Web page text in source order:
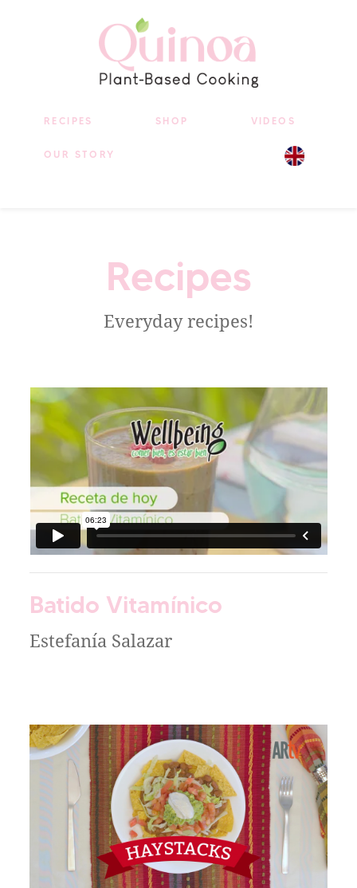
RECIPES SHOP VIDEOS
OUR STORY
Recipes
Everyday recipes!
Batido Vitamínico
Estefanía Salazar